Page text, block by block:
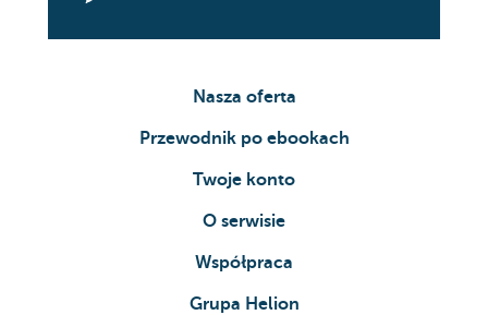
Nasza oferta
Przewodnik po ebookach
Twoje konto
O serwisie
Współpraca
Grupa Helion